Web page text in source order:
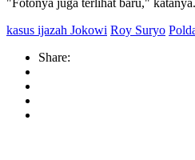
"Fotonya juga terlihat baru,"
kasus ijazah Jokowi Roy Suryo
Share: